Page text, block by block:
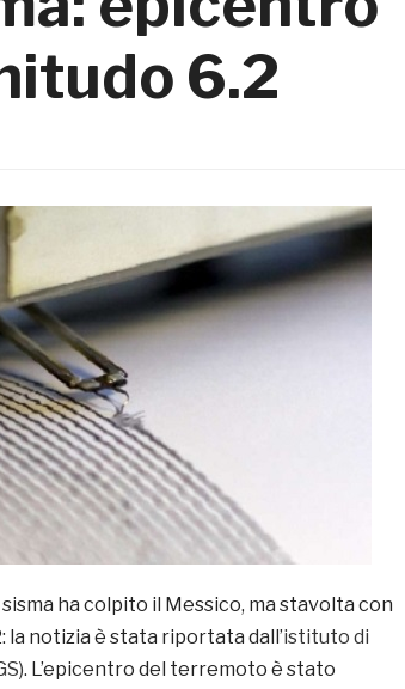
6.2
ha colpito il Messico, ma stavolta con
la notizia è stata riportata dall’istituto di
. L’epicentro del terremoto è stato